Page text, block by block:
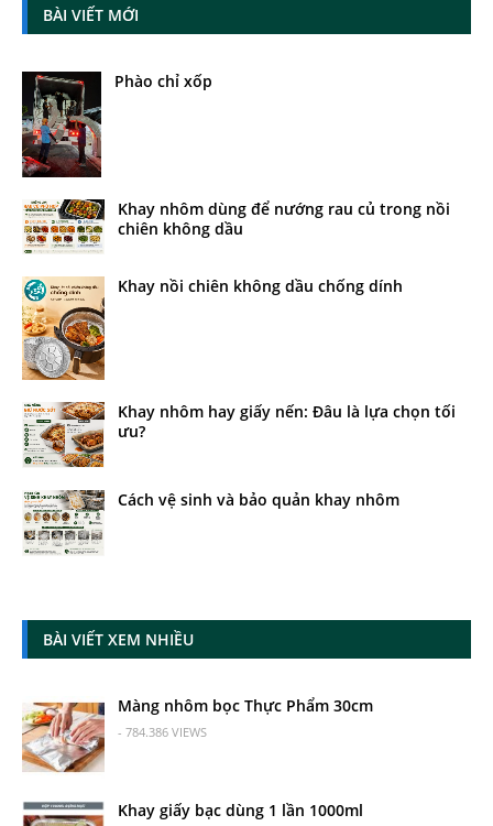
BÀI VIẾT MỚI
Phào chỉ xốp
Khay nhôm dùng để nướng rau củ trong nồi
chiên không dầu
Khay nồi chiên không dầu chống dính
Khay nhôm hay giấy nến: Đâu là lựa chọn tối
ưu?
Cách vệ sinh và bảo quản khay nhôm
BÀI VIẾT XEM NHIỀU
Màng nhôm bọc Thực Phẩm 30cm
- 784.386 VIEWS
Khay giấy bạc dùng 1 lần 1000ml